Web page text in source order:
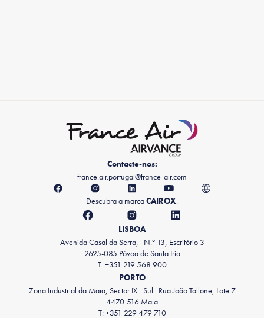
Contacte-nos:
france.air.portugal@france-air.com
Descubra a marcaCAIROX.
LISBOA
Avenida Casal da Serra, N.º 13, Escritório 3
2625-085 Póvoa de Santa Iria
T: +351 219 568 900
PORTO
Zona Industrial da Maia, Sector IX - Sul Rua João Tallone, Lote 7
4470-516 Maia
T: +351 229 479 710